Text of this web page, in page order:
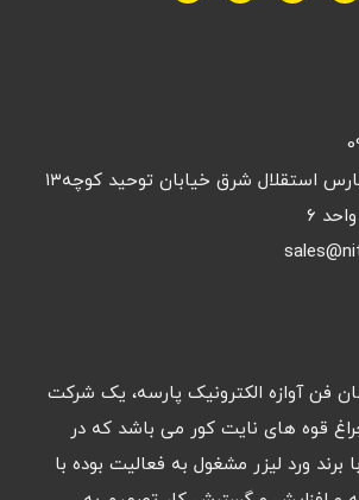
تهران تهرانپارس استقلال شرق خیابان توحید کوچه۱۳
فن آوازه الکترونیک پارسه، یک شرکت
قوه های نایت کور می باشد که در
ورد لیزر مشغول به فعالیت بوده با